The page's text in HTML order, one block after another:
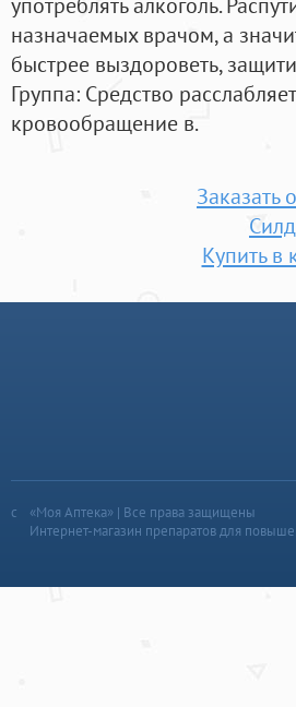
назначаемых врачом, а
быстрее выздороветь,
Группа: Средство
кровообращение в.
Заказать
Купить в
«Моя Аптека» | Все права защищены
Интернет-магазин препаратов для